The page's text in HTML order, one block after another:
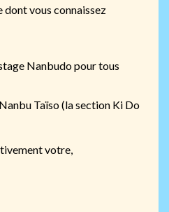
dont vous connaissez
Nanbudo pour tous
Taïso (la section Ki Do
votre,